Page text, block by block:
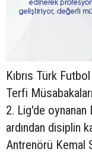
Kıbrıs Türk
Terfi
2. Lig'de oynanan
ardından disiplin
Antrenörü Kemal